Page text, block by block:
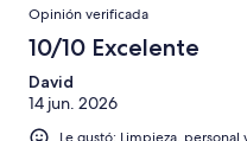
Opinión verificada
10/10 Excelente
David
14 jun. 2026
Le gustó: Limpieza,